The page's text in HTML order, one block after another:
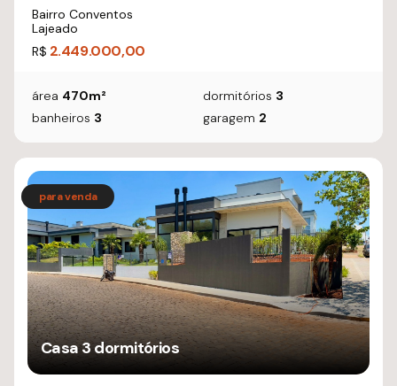
Bairro Conventos
Lajeado
R$ 2.449.000,00
área 470m² dormitórios 3
banheiros 3 garagem 2
Casa 3 dormitórios